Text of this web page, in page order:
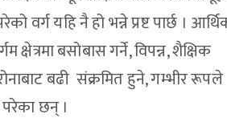
वर्ग यहि नै हो भन्ने प्रष्ट पार्छ ।
बसोबास गर्ने, विपन्न, शैक्षिक
बढी संक्रमित हुने, गम्भीर रूपले
छन् ।